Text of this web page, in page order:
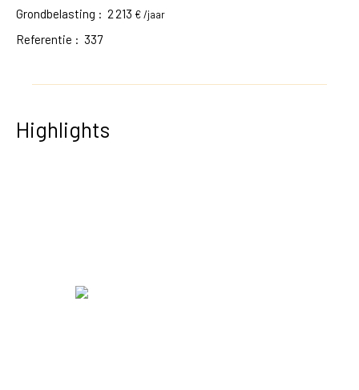
Grondbelasting : 2 213 € /jaar
Referentie : 337
Highlights